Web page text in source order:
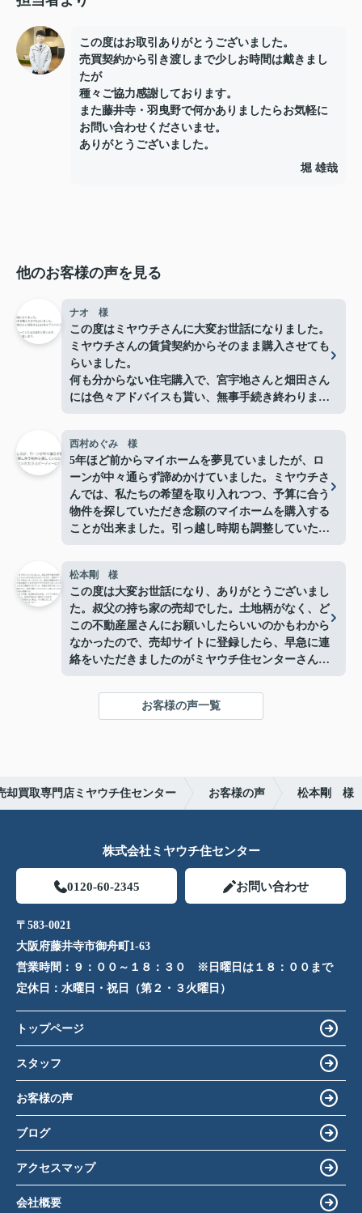
この度はお取引ありがとうございました。
売買契約から引き渡しまで少しお時間は戴きまし
たが
種々ご協力感謝しております。
また藤井寺・羽曳野で何かありましたらお気軽に
お問い合わせくださいませ。
ありがとうございました。
堀 雄哉
他のお客様の声を見る
ナオ 様
この度はミヤウチさんに大変お世話になりました。
ミヤウチさんの賃貸契約からそのまま購入させても
らいました。
何も分からない住宅購入で、宮宇地さんと畑田さん
には色々アドバイスも貰い、無事手続き終わりまし
だと思います。
また何かありましたらよろしくお願い致します。
この度はありがとうございました。
西村めぐみ 様
5年ほど前からマイホームを夢見ていましたが、ロ
ーンが中々通らず諦めかけていました。ミヤウチさ
んでは、私たちの希望を取り入れつつ、予算に合う
物件を探していただき念願のマイホームを購入する
ことが出来ました。引っ越し時期も調整していただ
松本剛 様
この度は大変お世話になり、ありがとうございまし
た。叔父の持ち家の売却でした。土地柄がなく、ど
この不動産屋さんにお願いしたらいいのかもわから
なかったので、売却サイトに登録したら、早急に連
絡をいただきましたのがミヤウチ住センターさんで
いていただき、親身になって話を進めてくれたのが
ミヤウチ住センターさんでした。結果、ミヤウチさ
いだろうな？と思っていたのに、あっという間に買
主さまを見つけていただき、本当に感謝です。
何度も言うようですが、決済までの間、担当者の方
わかりやすく説明してくれますし、何の不安もなく
藤井寺界隈では老舗？名門？？何も知らない私は、
お客様の声一覧
却買取専門店ミヤウチ住センター お客様の声 松本剛 様
株式会社ミヤウチ住センター
0120-60-2345 お問い合わせ
〒583-0021
大阪府藤井寺市御舟町1-63
営業時間： ９：００～１８：３０ ※日曜日は１８：００まで
定休日： 水曜日・祝日（第２・３火曜日）
トップページ
スタッフ
お客様の声
ブログ
アクセスマップ
会社概要